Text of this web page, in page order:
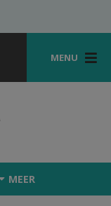
MENU
MEER